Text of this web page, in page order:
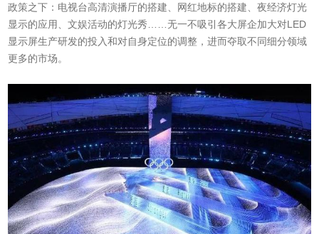
政策之下：电视台高清演播厅的搭建、网红地标的搭建、夜经济灯光
显示的应用、文娱活动的灯光秀……无一不吸引各大屏企加大对LED
显示屏生产研发的投入和对自身定位的调整，进而夺取不同细分领域
更多的市场。